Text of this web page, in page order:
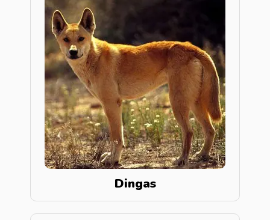
Dingas